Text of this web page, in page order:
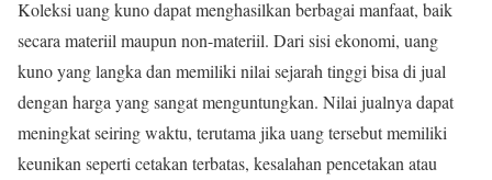
Koleksi uang kuno dapat menghasilkan berbagai manfaat, baik
secara materiil maupun non-materiil. Dari sisi ekonomi, uang
kuno yang langka dan memiliki nilai sejarah tinggi bisa di jual
dengan harga yang sangat menguntungkan. Nilai jualnya dapat
meningkat seiring waktu, terutama jika uang tersebut memiliki
keunikan seperti cetakan terbatas, kesalahan pencetakan atau